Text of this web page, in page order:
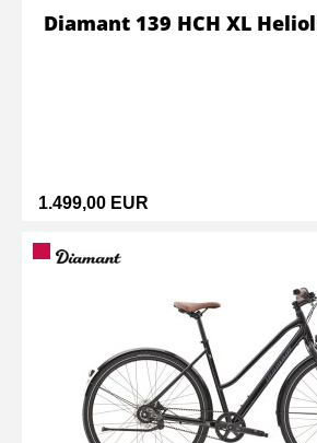
1.499,00 EUR
Diamant 139 HCH XL